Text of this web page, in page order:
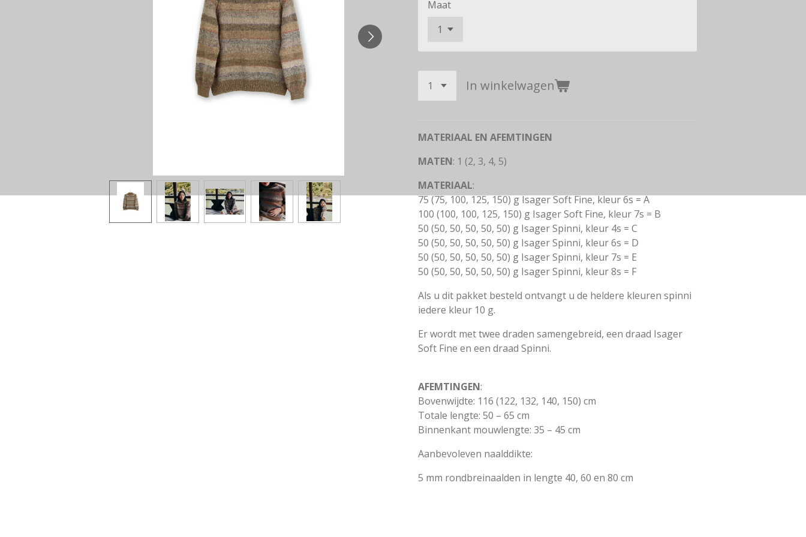
Maat
In winkelwagen
MATERIAAL EN AFEMTINGEN
MATEN: 1 (2, 3, 4, 5)
MATERIAAL:
75 (75, 100, 125, 150) g Isager Soft Fine, kleur 6s = A
100 (100, 100, 125, 150) g Isager Soft Fine, kleur 7s = B
50 (50, 50, 50, 50, 50) g Isager Spinni, kleur 4s = C
50 (50, 50, 50, 50, 50) g Isager Spinni, kleur 6s = D
50 (50, 50, 50, 50, 50) g Isager Spinni, kleur 7s = E
50 (50, 50, 50, 50, 50) g Isager Spinni, kleur 8s = F
Als u dit pakket besteld ontvangt u de heldere kleuren spinni
iedere kleur 10 g.
Er wordt met twee draden samengebreid, een draad Isager
Soft Fine en een draad Spinni.
AFEMTINGEN:
Bovenwijdte: 116 (122, 132, 140, 150) cm
Totale lengte: 50 – 65 cm
Binnenkant mouwlengte: 35 – 45 cm
Aanbevoleven naalddikte:
5 mm rondbreinaalden in lengte 40, 60 en 80 cm